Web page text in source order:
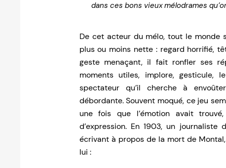
dans ces bons vieux mélodrames
De cet acteur du mélo, tout le monde
plus ou moins nette : regard horrifié,
geste menaçant, il fait ronfler ses
moments utiles, implore,
spectateur qu’il cherche à
débordante. Souvent moqué, ce jeu
une fois que l’émotion avait
d’expression. En 1903, un journaliste
écrivant à propos de la mort de
lui :